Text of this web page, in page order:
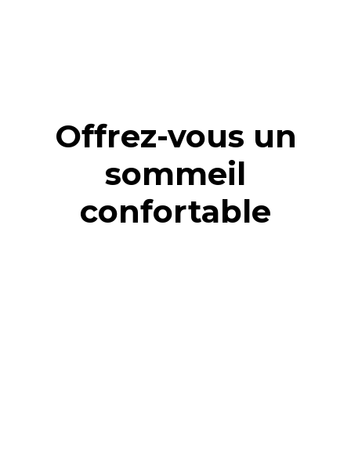
Offrez-vous un
sommeil
confortable